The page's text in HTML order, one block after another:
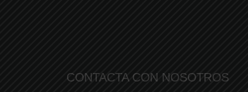
CONTACTA CON NOSOTROS